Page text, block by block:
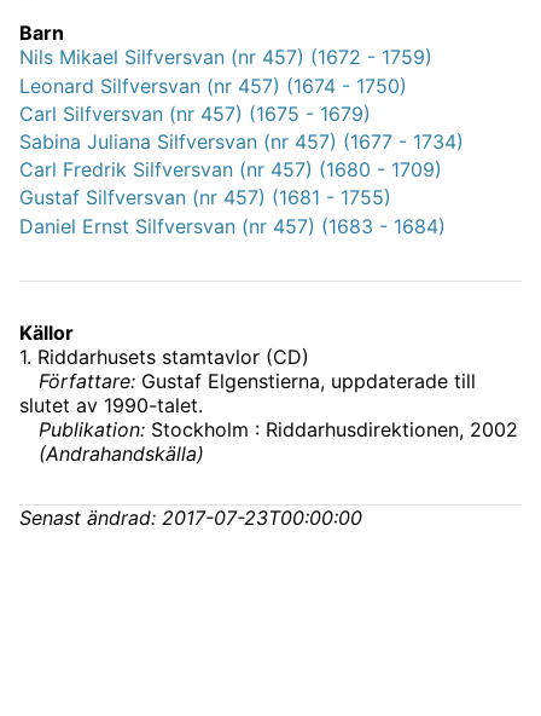
Barn
Nils Mikael Silfversvan (nr 457) (1672 - 1759)
Leonard Silfversvan (nr 457) (1674 - 1750)
Carl Silfversvan (nr 457) (1675 - 1679)
Sabina Juliana Silfversvan (nr 457) (1677 - 1734)
Carl Fredrik Silfversvan (nr 457) (1680 - 1709)
Gustaf Silfversvan (nr 457) (1681 - 1755)
Daniel Ernst Silfversvan (nr 457) (1683 - 1684)
Källor
1. Riddarhusets stamtavlor (CD)
Författare: Gustaf Elgenstierna, uppdaterade till
slutet av 1990-talet.
Publikation: Stockholm : Riddarhusdirektionen, 2002
(Andrahandskälla)
Senast ändrad: 2017-07-23T00:00:00